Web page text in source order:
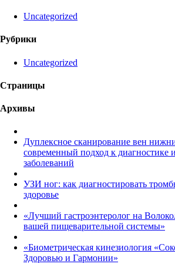
Uncategorized
Рубрики
Uncategorized
Страницы
Архивы
Дуплексное сканирование вен
современный подход к диагностике
заболеваний
УЗИ ног: как диагностировать
здоровье
«Лучший гастроэнтеролог на
вашей пищеварительной системы»
«Биометрическая кинезиология
Здоровью и Гармонии»